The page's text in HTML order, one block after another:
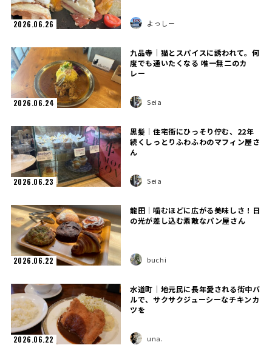
2026.06.26 よっしー
2026.06.24
九品寺｜猫とスパイスに誘われて。何
度でも通いたくなる 唯一無二のカ
レー
Seia
2026.06.23
黒髪｜住宅街にひっそり佇む、22年
続くしっとりふわふわのマフィン屋さ
ん
Seia
2026.06.22
龍田｜噛むほどに広がる美味しさ！日
の光が差し込む素敵なパン屋さん
buchi
2026.06.22
水道町｜地元民に長年愛される街中バ
ルで、サクサクジューシーなチキンカ
ツを
una.